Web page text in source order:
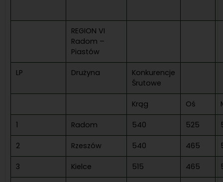
REGION VI
Radom –
Piastów
LP Drużyna
Konkurencje
Śrutowe
Krąg Oś
1 Radom 540 525
2 Rzeszów 540 465
3 Kielce 515 465